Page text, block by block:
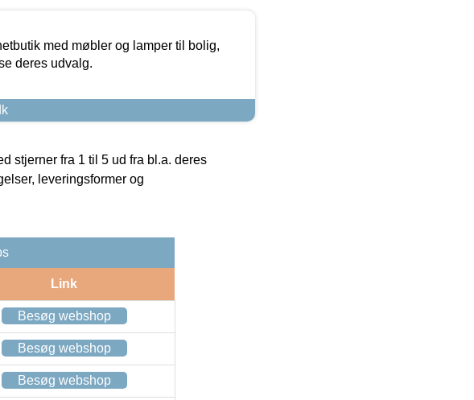
med møbler og lamper til bolig,
deres udvalg.
stjerner fra 1 til 5 ud fra bl.a. deres
leveringsformer og
Link
Besøg webshop
Besøg webshop
Besøg webshop